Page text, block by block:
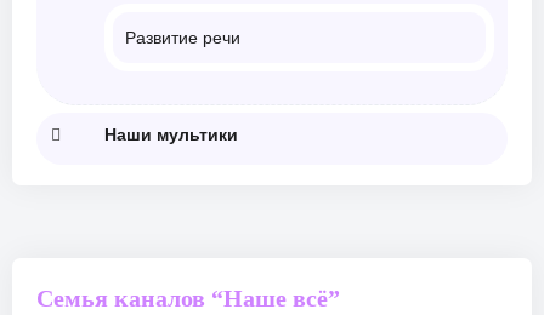
Развитие речи
Наши мультики
Семья каналов “Наше всё”